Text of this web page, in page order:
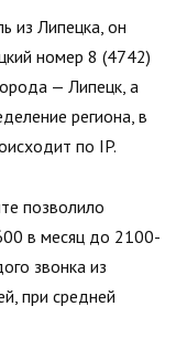
из Липецка, он
номер 8 (4742)
— Липецк, а
региона, в
по IP.
позволило
в месяц до 2100-
звонка из
при средней